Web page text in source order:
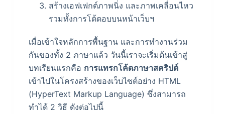
สร้างเอฟเฟกต์ภาพนิ่ง และภาพเคลื่อนไหว
รวมทั้งการโต้ตอบบนหน้าเว็บฯ
เมื่อเข้าใจหลักการพื้นฐาน และการทำงานร่วม
กันของทั้ง 2 ภาษาแล้ว วันนี้เราจะเริ่มต้นเข้าสู่
บทเรียนแรกคือ การแทรกโค้ดภาษาสคริปต์
เข้าไปในโครงสร้างของเว็บไซต์อย่าง HTML
(HyperText Markup Language) ซึ่งสามารถ
ทำได้ 2 วิธี ดังต่อไปนี้